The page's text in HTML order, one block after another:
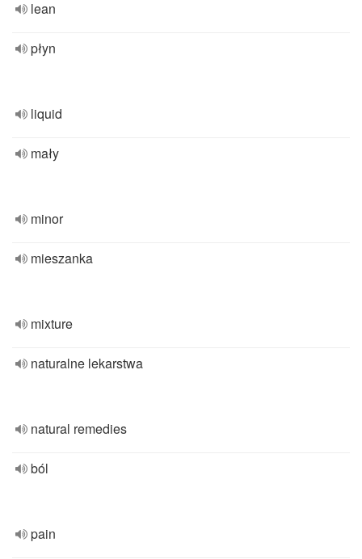
lean
płyn
liquid
mały
minor
mieszanka
mixture
naturalne lekarstwa
natural remedies
ból
pain